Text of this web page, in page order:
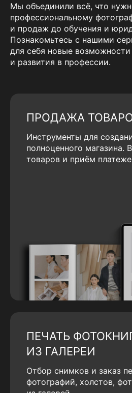
Мы объединили всё, что
профессиональному
и продаж до обучения и
Познакомьтесь с нашими
для себя новые возможности
и развития в профессии.
ПРОДАЖА
Инструменты для
полноценного магазина.
товаров и приём
ПЕЧАТЬ
ИЗ ГАЛЕРЕИ
Отбор снимков и заказ
фотографий, холстов,